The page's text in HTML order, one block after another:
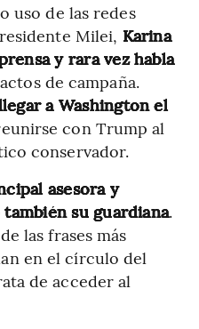
uso de las redes
Milei, Karina
y rara vez habla
de campaña.
a Washington el
con Trump al
conservador.
asesora y
su guardiana.
las frases más
en el círculo del
de acceder al